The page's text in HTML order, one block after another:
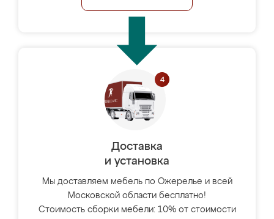
Доставка
и установка
Мы доставляем мебель по Ожерелье и всей
Московской области бесплатно!
Стоимость сборки мебели: 10% от стоимости